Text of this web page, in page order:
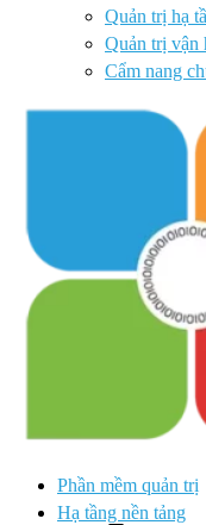
Quản trị hạ
Quản trị vận
Cẩm nang
Phần mềm quản trị
Hạ tầng nền tảng